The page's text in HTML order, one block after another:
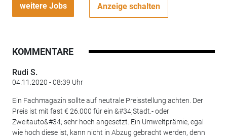
weitere Jobs Anzeige schalten
KOMMENTARE
Rudi S.
04.11.2020 - 08:39 Uhr
Ein Fachmagazin sollte auf neutrale Preisstellung achten. Der
Preis ist mit fast € 26.000 für ein &#34;Stadt.- oder
Zweitauto&#34; sehr hoch angesetzt. Ein Umweltprämie, egal
wie hoch diese ist, kann nicht in Abzug gebracht werden, denn